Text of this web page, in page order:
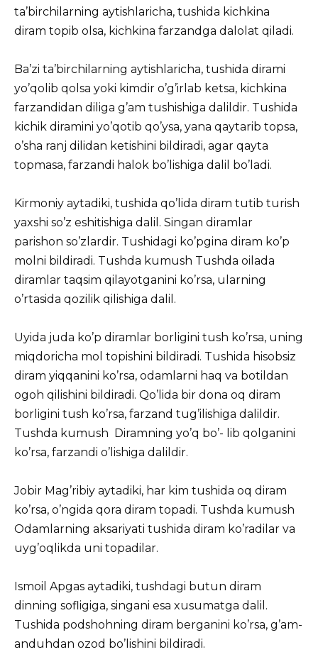
ta’birchilarning aytishlaricha, tushida kichkina
diram topib olsa, kichkina farzandga dalolat qiladi.
Ba’zi ta’birchilarning aytishlaricha, tushida dirami
yo’qolib qolsa yoki kimdir o’g’irlab ketsa, kichkina
farzandidan diliga g’am tushishiga dalildir. Tushida
kichik diramini yo’qotib qo’ysa, yana qaytarib topsa,
o’sha ranj dilidan ketishini bildiradi, agar qayta
topmasa, farzandi halok bo’lishiga dalil bo’ladi.
Kirmoniy aytadiki, tushida qo’lida diram tutib turish
yaxshi so’z eshitishiga dalil. Singan diramlar
parishon so’zlardir. Tushidagi ko’pgina diram ko’p
molni bildiradi. Tushda kumush Tushda oilada
diramlar taqsim qilayotganini ko’rsa, ularning
o’rtasida qozilik qilishiga dalil.
Uyida juda ko’p diramlar borligini tush ko’rsa, uning
miqdoricha mol topishini bildiradi. Tushida hisobsiz
diram yiqqanini ko’rsa, odamlarni haq va botildan
ogoh qilishini bildiradi. Qo’lida bir dona oq diram
borligini tush ko’rsa, farzand tug’ilishiga dalildir.
Tushda kumush Diramning yo’q bo’- lib qolganini
ko’rsa, farzandi o’lishiga dalildir.
Jobir Mag’ribiy aytadiki, har kim tushida oq diram
ko’rsa, o’ngida qora diram topadi. Tushda kumush
Odamlarning aksariyati tushida diram ko’radilar va
uyg’oqlikda uni topadilar.
Ismoil Apgas aytadiki, tushdagi butun diram
dinning sofligiga, singani esa xusumatga dalil.
Tushida podshohning diram berganini ko’rsa, g’am-
anduhdan ozod bo’lishini bildiradi.